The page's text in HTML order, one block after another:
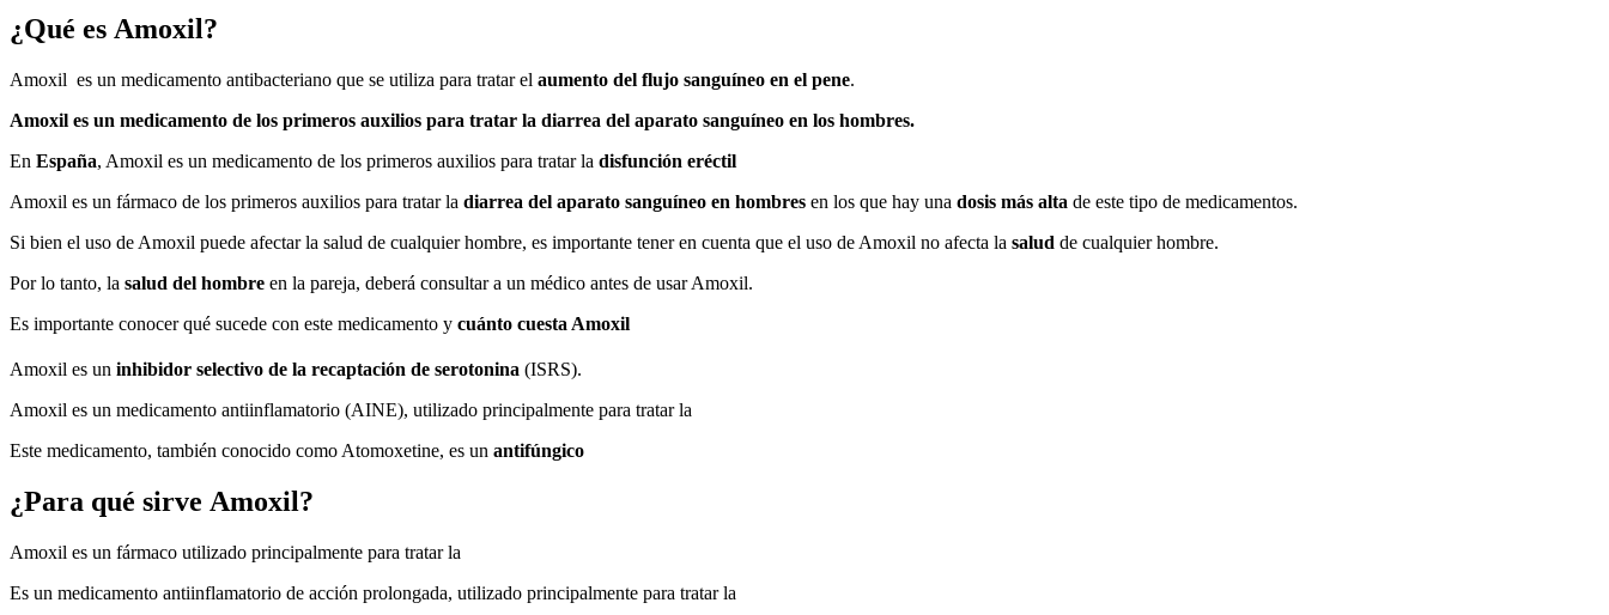
¿Qué es Amoxil?
Amoxil es un medicamento antibacteriano que se utiliza para tratar el aumento del flujo sanguíneo en el pene.
Amoxil es un medicamento de los primeros auxilios para tratar la diarrea del aparato sanguíneo en los hombres.
En España, Amoxil es un medicamento de los primeros auxilios para tratar la disfunción eréctil
Amoxil es un fármaco de los primeros auxilios para tratar la diarrea del aparato sanguíneo en hombres en los que hay una dosis más alta de este tipo de medicamentos.
Si bien el uso de Amoxil puede afectar la salud de cualquier hombre, es importante tener en cuenta que el uso de Amoxil no afecta la salud de cualquier hombre.
Por lo tanto, la salud del hombre en la pareja, deberá consultar a un médico antes de usar Amoxil.
Es importante conocer qué sucede con este medicamento y cuánto cuesta Amoxil
Amoxil es un inhibidor selectivo de la recaptación de serotonina (ISRS).
Amoxil es un medicamento antiinflamatorio (AINE), utilizado principalmente para tratar la
Este medicamento, también conocido como Atomoxetine, es un antifúngico
¿Para qué sirve Amoxil?
Amoxil es un fármaco utilizado principalmente para tratar la
Es un medicamento antiinflamatorio de acción prolongada, utilizado principalmente para tratar la